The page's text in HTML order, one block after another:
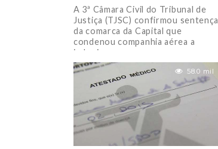
A 3ª Câmara Civil do Tribunal de
Justiça (TJSC) confirmou sentença
da comarca da Capital que
condenou companhia aérea a
indenizar por...
58.0 mil